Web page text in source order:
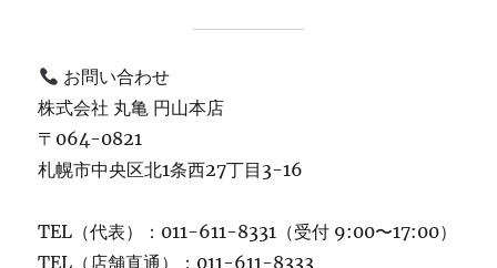
お問い合わせ
株式会社 丸亀 円山本店
〒064-0821
札幌市中央区北1条西27丁目3-16
TEL（代表）：011-611-8331（受付 9:00〜17:00）
TEL（店舗直通）：011-611-8333